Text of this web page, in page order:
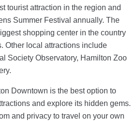
tourist attraction in the region and
Summer Festival annually. The
shopping center in the country
Other local attractions include
Society Observatory, Hamilton Zoo
Downtown is the best option to
and explore its hidden gems.
and privacy to travel on your own